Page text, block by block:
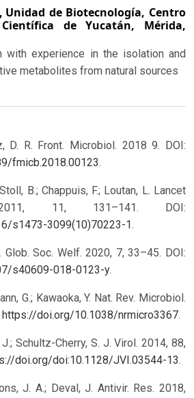
Unidad de Biotecnología, Centro
de Yucatán, Mérida,
with experience in the isolation and
metabolites from natural sources
D. R. Front. Microbiol. 2018 9. DOI:
fmicb.2018.00123.
B.; Chappuis, F.; Loutan, L. Lancet
11, 131–141. DOI:
s1473-3099(10)70223-1.
Glob. Soc. Welf. 2020, 7, 33–45. DOI:
s40609-018-0123-y.
G.; Kawaoka, Y. Nat. Rev. Microbiol.
https://doi.org/10.1038/nrmicro3367.
Schultz-Cherry, S. J. Virol. 2014, 88,
doi.org/doi:10.1128/JVI.03544-13.
J. A.; Deval, J. Antivir. Res. 2018,